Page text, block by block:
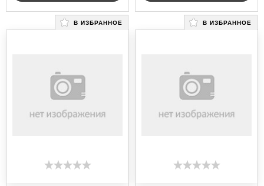
В ИЗБРАННОЕ В ИЗБРАННОЕ